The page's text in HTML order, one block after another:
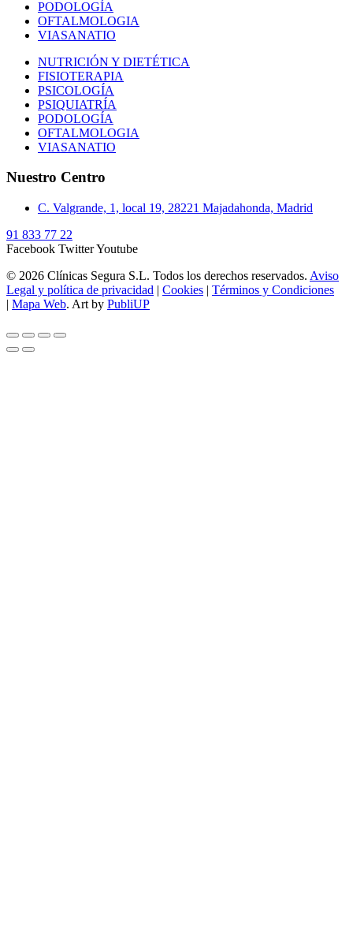
PODOLOGÍA
OFTALMOLOGIA
VIASANATIO
NUTRICIÓN Y DIETÉTICA
FISIOTERAPIA
PSICOLOGÍA
PSIQUIATRÍA
PODOLOGÍA
OFTALMOLOGIA
VIASANATIO
Nuestro Centro
C. Valgrande, 1, local 19, 28221 Majadahonda, Madrid
91 833 77 22
Facebook TwitterYoutube
© 2026 Clínicas Segura S.L. Todos los derechos reservados. Aviso
Legal y política de privacidad | Cookies | Términos y Condiciones
| Mapa Web. Art by PubliUP